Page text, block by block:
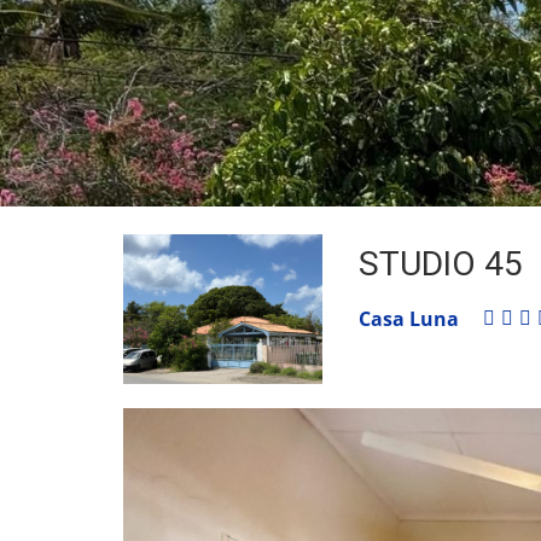
STUDIO 45
Casa Luna